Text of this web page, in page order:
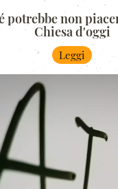
potrebbe non
Chiesa d'oggi
Leggi